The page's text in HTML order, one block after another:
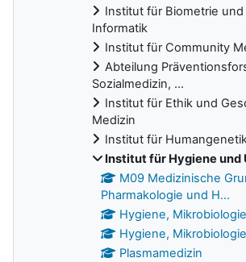
Institut für Biometrie
Informatik
Institut für Community
Abteilung
Sozialmedizin, ...
Institut für Ethik und
Medizin
Institut für
Institut für Hygiene und
M09 Medizinische
Pharmakologie und H...
Hygiene,
Hygiene, Mikrobiologie
Plasmamedizin